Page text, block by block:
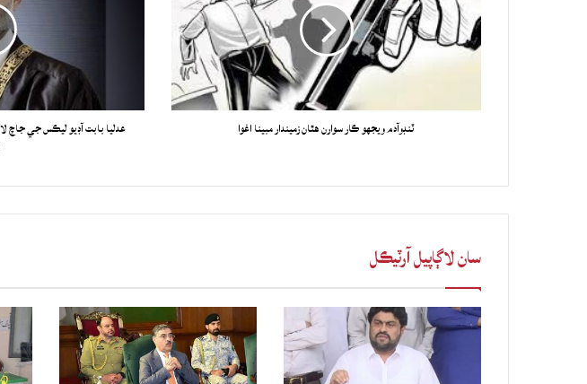
ٽنڊوآدم ويجهو ڪار سوارن هٿان زميندار مبينا اغوا
سان لاڳاپيل آرٽيڪل